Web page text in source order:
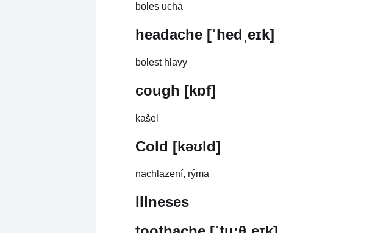
boles ucha
headache [ˈhedˌeɪk]
bolest hlavy
cough [kɒf]
kašel
Cold [kəʊld]
nachlazení, rýma
Illneses